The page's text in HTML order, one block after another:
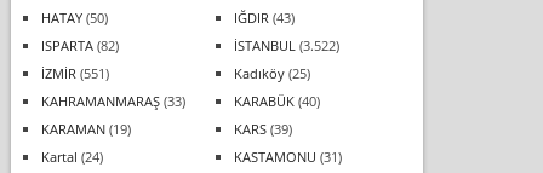
HATAY(50) IĞDIR (43)
ISPARTA(82) İSTANBUL (3.522)
İZMİR (551) Kadıköy(25)
KAHRAMANMARAŞ(33) KARABÜK(40)
KARAMAN(19) KARS(39)
Kartal (24) KASTAMONU (31)